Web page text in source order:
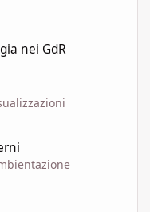
nei GdR